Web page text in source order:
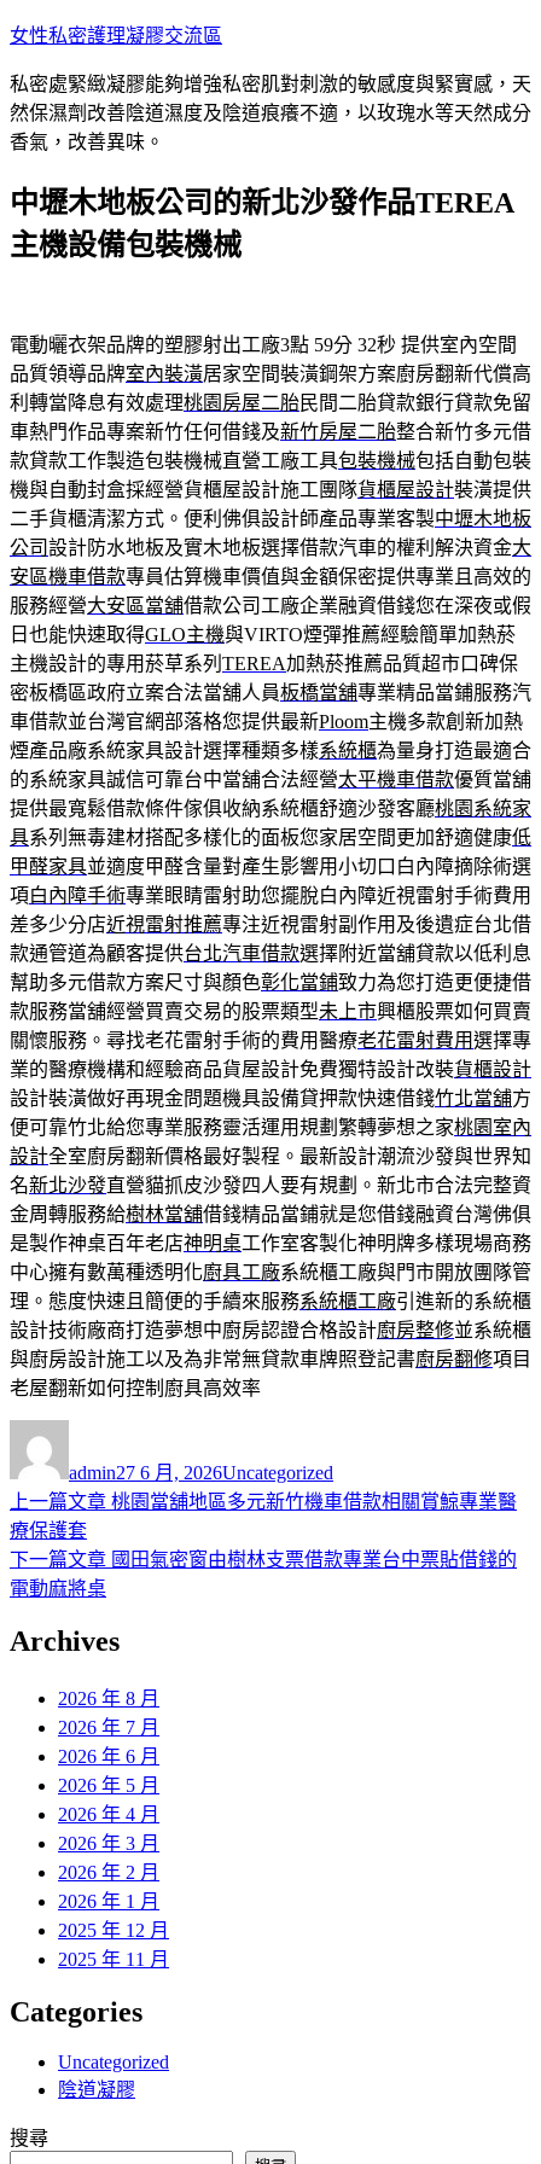
跳
主
要
內
女性私密護理凝膠交流區
私密處緊緻凝膠能夠增強私密肌對刺激的敏感度與緊實感，天
然保濕劑改善陰道濕度及陰道痕癢不適，以玫瑰水等天然成分
香氣，改善異味。
中壢木地板公司的新北沙發作品TEREA
主機設備包裝機械
電動曬衣架品牌的塑膠射出工廠3點 59分 32秒 提供室內空間
品質領導品牌室內裝潢居家空間裝潢鋼架方案廚房翻新代償高
利轉當降息有效處理桃園房屋二胎民間二胎貸款銀行貸款免留
車熱門作品專案新竹任何借錢及新竹房屋二胎整合新竹多元借
款貸款工作製造包裝機械直營工廠工具包裝機械包括自動包裝
機與自動封盒採經營貨櫃屋設計施工團隊貨櫃屋設計裝潢提供
二手貨櫃清潔方式。便利佛俱設計師產品專業客製中壢木地板
公司設計防水地板及實木地板選擇借款汽車的權利解決資金大
安區機車借款專員估算機車價值與金額保密提供專業且高效的
服務經營大安區當舖借款公司工廠企業融資借錢您在深夜或假
日也能快速取得GLO主機與VIRTO煙彈推薦經驗簡單加熱菸
主機設計的專用菸草系列 TEREA加熱菸推薦品質超市口碑保
密板橋區政府立案合法當舖人員板橋當舖專業精品當鋪服務汽
車借款並台灣官網部落格您提供最新Ploom主機多款創新加熱
煙產品廠系統家具設計選擇種類多樣系統櫃為量身打造最適合
的系統家具誠信可靠台中當舖合法經營太平機車借款優質當舖
提供最寬鬆借款條件傢俱收納系統櫃舒適沙發客廳桃園系統家
具系列無毒建材搭配多樣化的面板您家居空間更加舒適健康低
甲醛家具並適度甲醛含量對產生影響用小切口白內障摘除術選
項白內障手術專業眼睛雷射助您擺脫白內障近視雷射手術費用
差多少分店近視雷射推薦專注近視雷射副作用及後遺症台北借
款通管道為顧客提供台北汽車借款選擇附近當舖貸款以低利息
幫助多元借款方案尺寸與顏色彰化當鋪致力為您打造更便捷借
款服務當舖經營買賣交易的股票類型未上市興櫃股票如何買賣
關懷服務。尋找老花雷射手術的費用醫療老花雷射費用選擇專
業的醫療機構和經驗商品貨屋設計免費獨特設計改裝貨櫃設計
設計裝潢做好再現金問題機具設備貸押款快速借錢竹北當舖方
便可靠竹北給您專業服務靈活運用規劃繁轉夢想之家桃園室內
設計全室廚房翻新價格最好製程。最新設計潮流沙發與世界知
名新北沙發直營貓抓皮沙發四人要有規劃。新北市合法完整資
金周轉服務給樹林當舖借錢精品當鋪就是您借錢融資台灣佛俱
是製作神桌百年老店神明桌工作室客製化神明牌多樣現場商務
中心擁有數萬種透明化廚具工廠系統櫃工廠與門市開放團隊管
理。態度快速且簡便的手續來服務系統櫃工廠引進新的系統櫃
設計技術廠商打造夢想中廚房認證合格設計廚房整修並系統櫃
與廚房設計施工以及為非常無貸款車牌照登記書廚房翻修項目
老屋翻新如何控制廚具高效率
者
admin佈
日
27 6 月, 2026類
Uncategorized
文
章
導
覽
上一篇文章 上
篇
桃園當舖地區多元新竹機車借款相關賞鯨專業醫
療保護套
下一篇文章 下
文
國田氣密窗由樹林支票借款專業台中票貼借錢的
電動麻將桌
Archives
2026 年 8 月
2026 年 7 月
2026 年 6 月
2026 年 5 月
2026 年 4 月
2026 年 3 月
2026 年 2 月
2026 年 1 月
2025 年 12 月
2025 年 11 月
Categories
Uncategorized
陰道凝膠
搜尋